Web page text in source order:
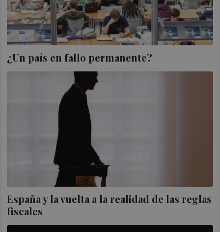
¿Un país en fallo permanente?
España y la vuelta a la realidad de las reglas
fiscales